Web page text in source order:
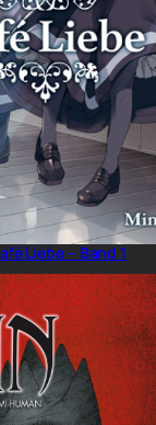
Liebe – Band 1